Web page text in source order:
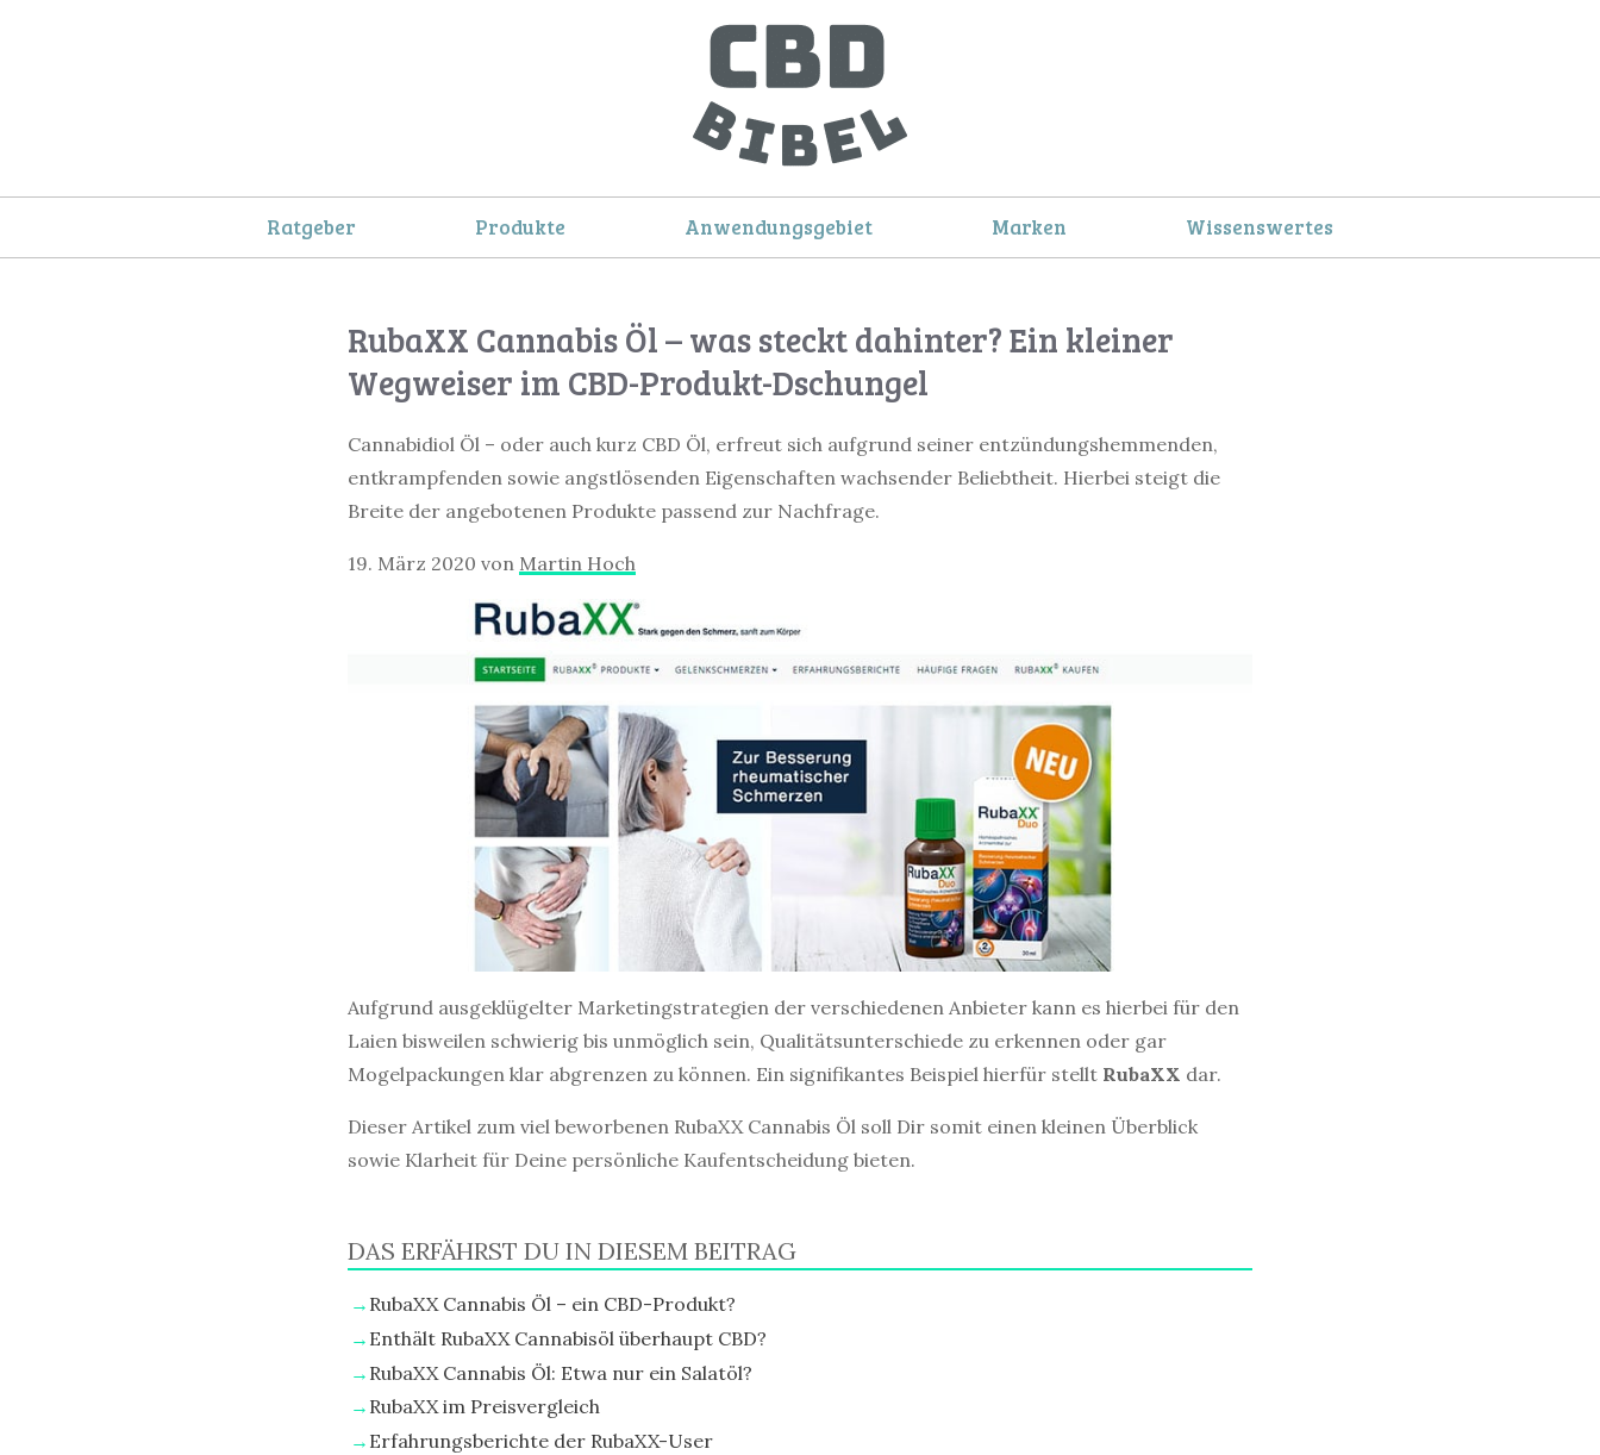
Ratgeber Produkte Anwendungsgebiet Marken Wissenswertes
RubaXX Cannabis Öl – was steckt dahinter? Ein kleiner
Wegweiser im CBD-Produkt-Dschungel
Cannabidiol Öl – oder auch kurz CBD Öl, erfreut sich aufgrund seiner entzündungshemmenden,
entkrampfenden sowie angstlösenden Eigenschaften wachsender Beliebtheit. Hierbei steigt die
Breite der angebotenen Produkte passend zur Nachfrage.
19. März 2020 von Martin Hoch
Aufgrund ausgeklügelter Marketingstrategien der verschiedenen Anbieter kann es hierbei für den
Laien bisweilen schwierig bis unmöglich sein, Qualitätsunterschiede zu erkennen oder gar
Mogelpackungen klar abgrenzen zu können. Ein signifikantes Beispiel hierfür stellt RubaXX dar.
Dieser Artikel zum viel beworbenen RubaXX Cannabis Öl soll Dir somit einen kleinen Überblick
sowie Klarheit für Deine persönliche Kaufentscheidung bieten.
DAS ERFÄHRST DU IN DIESEM BEITRAG
RubaXX Cannabis Öl – ein CBD-Produkt?
Enthält RubaXX Cannabisöl überhaupt CBD?
RubaXX Cannabis Öl: Etwa nur ein Salatöl?
RubaXX im Preisvergleich
Erfahrungsberichte der RubaXX-User